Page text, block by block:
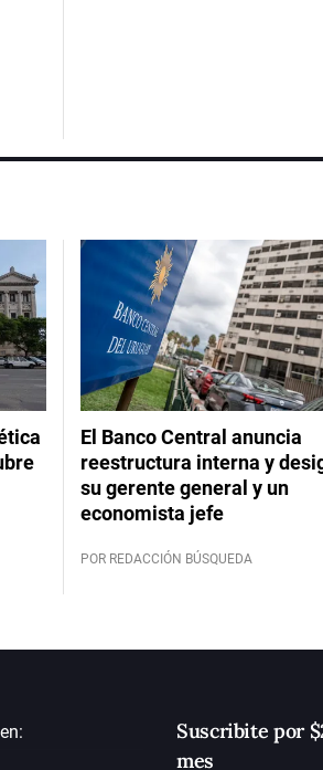
El Banco Central anuncia
reestructura interna y
su gerente general y un
economista jefe
POR REDACCIÓN BÚSQUEDA
Suscribite por
mes